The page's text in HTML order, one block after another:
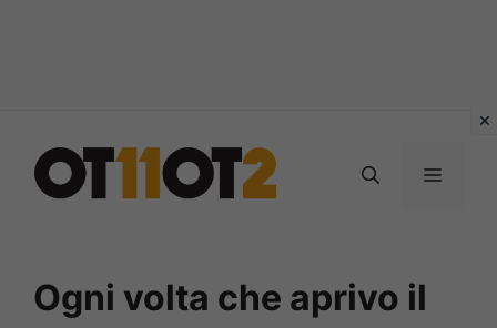
contenuto
MENU
Ogni volta che aprivo il